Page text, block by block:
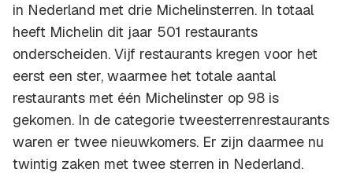
in Nederland met drie Michelinsterren. In totaal
heeft Michelin dit jaar 501 restaurants
onderscheiden. Vijf restaurants kregen voor het
eerst een ster, waarmee het totale aantal
restaurants met één Michelinster op 98 is
gekomen. In de categorie tweesterrenrestaurants
waren er twee nieuwkomers. Er zijn daarmee nu
twintig zaken met twee sterren in Nederland.